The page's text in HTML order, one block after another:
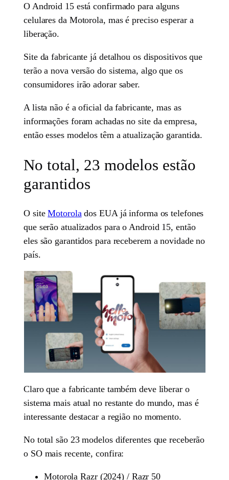
O Android 15 está confirmado para alguns
celulares da Motorola, mas é preciso esperar a
liberação.
Site da fabricante já detalhou os dispositivos que
terão a nova versão do sistema, algo que os
consumidores irão adorar saber.
A lista não é a oficial da fabricante, mas as
informações foram achadas no site da empresa,
então esses modelos têm a atualização garantida.
No total, 23 modelos estão
garantidos
O siteMotorola dos EUA já informa os telefones
que serão atualizados para o Android 15, então
eles são garantidos para receberem a novidade no
país.
Claro que a fabricante também deve liberar o
sistema mais atual no restante do mundo, mas é
interessante destacar a região no momento.
No total são 23 modelos diferentes que receberão
o SO mais recente, confira:
Motorola Razr (2024) / Razr 50